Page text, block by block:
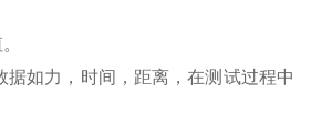
如力，时间，距离，在测试过程中